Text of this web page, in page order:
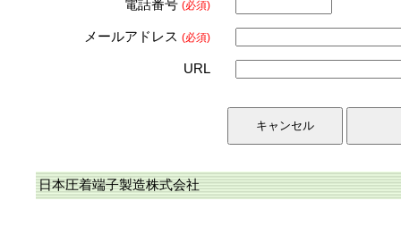
電話番号 (必須)
メールアドレス (必須)
URL
日本圧着端子製造株式会社